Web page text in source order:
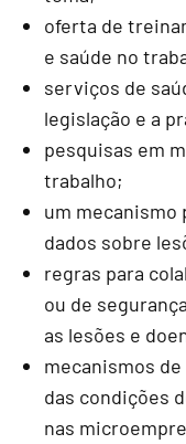
oferta de
e saúde no
serviços de
legislação e a
pesquisas em
trabalho;
um mecanismo
dados sobre
regras para
ou de
as lesões e
mecanismos
das condições
nas